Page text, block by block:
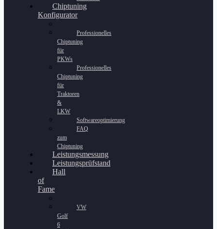
Chiptuning
Konfigurator
Professionelles
Chiptuning
für
PKWs
Professionelles
Chiptuning
für
Traktoren
&
LKW
Softwareoptimierung
FAQ
zum
Chiptuning
Leistungsmessung
Leistungsprüfstand
Hall
of
Fame
VW
Golf
6